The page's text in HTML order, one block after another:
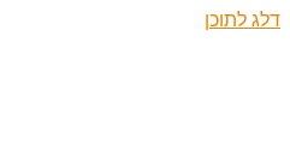
דלג לתוכן